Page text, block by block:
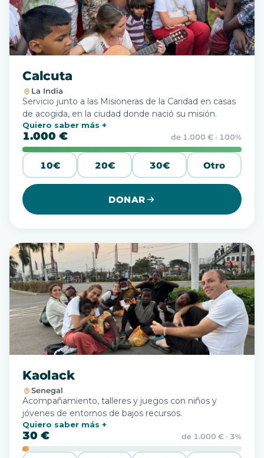
Calcuta
La India
Servicio junto a las Misioneras de la Caridad en casas
de acogida, en la ciudad donde nació su misión.
Quiero saber más
1.000 € de 1.000 € · 100%
10€ 20€ 30€ Otro
DONAR
Kaolack
Senegal
Acompañamiento, talleres y juegos con niños y
jóvenes de entornos de bajos recursos.
Quiero saber más
30 € de 1.000 € · 3%